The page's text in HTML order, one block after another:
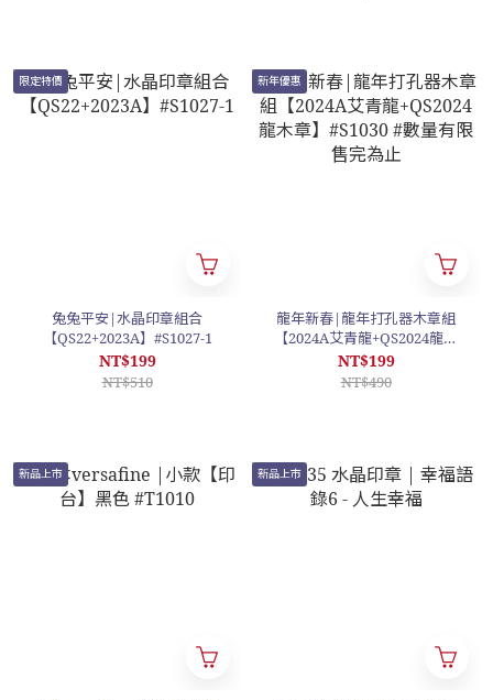
限定特價
兔兔平安|水晶印章組合
【QS22+2023A】#S1027-1
NT$199
NT$510
新年優惠
龍年新春|龍年打孔器木章組
【2024A艾青龍+QS2024龍木
章】#S1030 #數量有限 售完為
止
NT$199
NT$490
新品上市 新品上市